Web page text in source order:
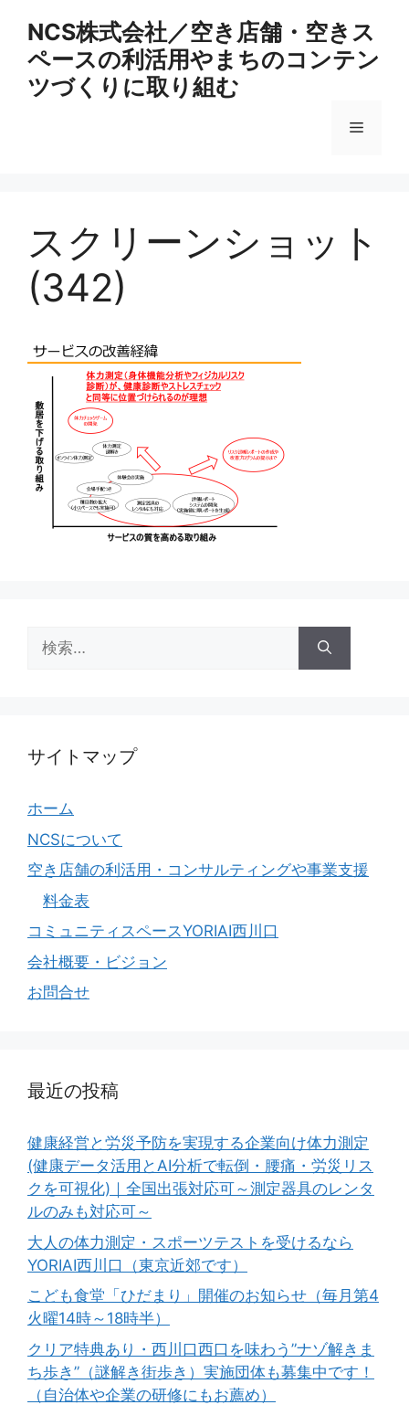
NCS株式会社／空き店舗・空きス
ペースの利活用やまちのコンテン
ツづくりに取り組む
メ
ュ
スクリーンショット
(342)
索:
サイトマップ
ホーム
NCSについて
空き店舗の利活用・コンサルティングや事業支援
料金表
コミュニティスペースYORIAI西川口
会社概要・ビジョン
お問合せ
最近の投稿
健康経営と労災予防を実現する企業向け体力測定
(健康データ活用とAI分析で転倒・腰痛・労災リス
クを可視化)｜全国出張対応可～測定器具のレンタ
ルのみも対応可～
大人の体力測定・スポーツテストを受けるなら
YORIAI西川口（東京近郊です）
こども食堂「ひだまり」開催のお知らせ（毎月第4
火曜14時～18時半）
クリア特典あり・西川口西口を味わう”ナゾ解きま
ち歩き”（謎解き街歩き）実施団体も募集中です！
（自治体や企業の研修にもお薦め）